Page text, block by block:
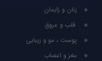
زنان و زایمان
قلب و عروق
پوست ، مو و زیبایی
مغز و اعصاب